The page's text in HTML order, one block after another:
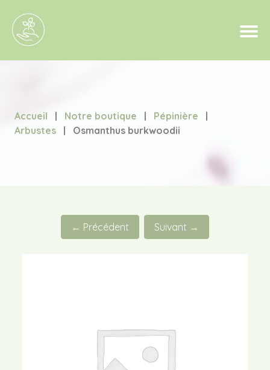
Accueil | Notre boutique | Pépinière
|
Arbustes
| Osmanthus burkwoodii
← Précédent Suivant →